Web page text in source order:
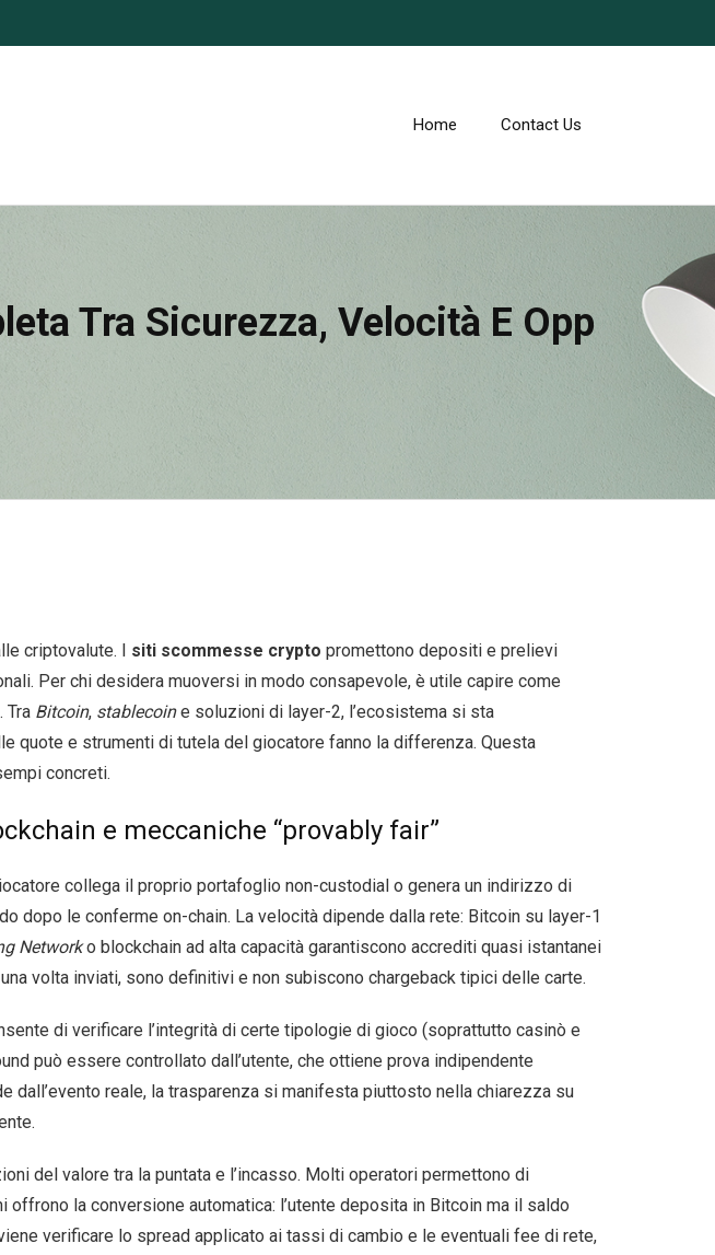
Home Contact Us
Tra Sicurezza, Velocità E Opp
criptovalute. I siti scommesse crypto promettono depositi e prelievi
Per chi desidera muoversi in modo consapevole, è utile capire come
Tra Bitcoin, stablecoine soluzioni di layer-2, l’ecosistema si sta
quote e strumenti di tutela del giocatore fanno la differenza. Questa
concreti.
e meccaniche “provably fair”
collega il proprio portafoglio non-custodial o genera un indirizzo di
dopo le conferme on-chain. La velocità dipende dalla rete: Bitcoin su layer-1
Networko blockchain ad alta capacità garantiscono accrediti quasi istantanei
volta inviati, sono definitivi e non subiscono chargeback tipici delle carte.
di verificare l’integrità di certe tipologie di gioco (soprattutto casinò e
può essere controllato dall’utente, che ottiene prova indipendente
dall’evento reale, la trasparenza si manifesta piuttosto nella chiarezza su
del valore tra la puntata e l’incasso. Molti operatori permettono di
offrono la conversione automatica: l’utente deposita in Bitcoin ma il saldo
verificare lo spread applicato ai tassi di cambio e le eventuali fee di rete,